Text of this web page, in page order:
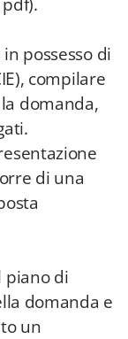
possesso di
compilare
domanda,
di una
piano di
domanda e
un